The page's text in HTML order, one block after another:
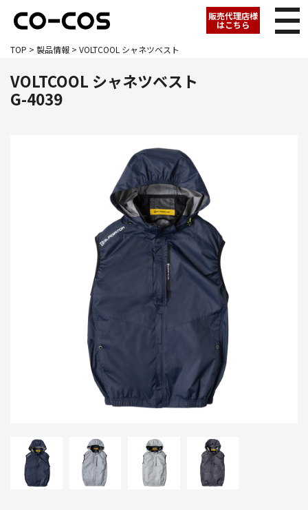
販売代理店様
はこちら
TOP > 製品情報 > VOLTCOOL シャネツベスト
VOLTCOOL シャネツベスト
G-4039